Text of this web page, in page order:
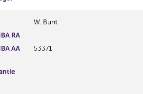
W. Bunt
RA
AA
53371